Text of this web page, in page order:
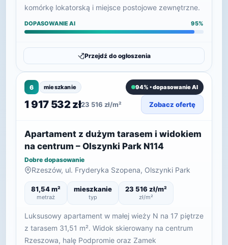
komórkę lokatorską i miejsce postojowe zewnętrzne.
DOPASOWANIE AI 95%
Przejdź do ogłoszenia
6 mieszkanie 94% • dopasowanie AI
1 917 532 zł23 516 zł/m² Zobacz ofertę
Apartament z dużym tarasem i widokiem
na centrum – Olszynki Park N114
Dobre dopasowanie
Rzeszów, ul. Fryderyka Szopena, Olszynki Park
81,54 m²
metraż
mieszkanie
typ
23 516 zł/m²
zł/m²
Luksusowy apartament w małej wieży N na 17 piętrze
z tarasem 31,51 m². Widok skierowany na centrum
Rzeszowa, halę Podpromie oraz Zamek